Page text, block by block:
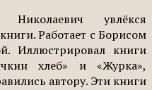
увлёкся
Работает с Борисом
Иллюстрировал книги
хлеб» и «Журка»,
автору. Эти книги